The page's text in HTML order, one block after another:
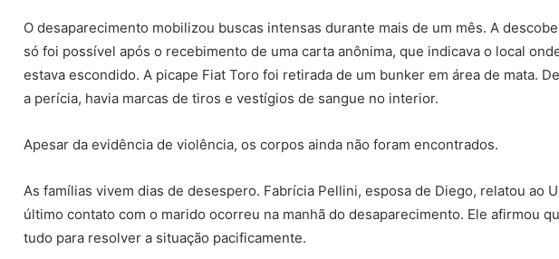
O desaparecimento mobilizou buscas intensas durante mais de um mês. A
só foi possível após o recebimento de uma carta anônima, que indicava o local
estava escondido. A picape Fiat Toro foi retirada de um bunker em área de mata.
a perícia, havia marcas de tiros e vestígios de sangue no interior.
Apesar da evidência de violência, os corpos ainda não foram encontrados.
As famílias vivem dias de desespero. Fabrícia Pellini, esposa de Diego, relatou ao
último contato com o marido ocorreu na manhã do desaparecimento. Ele afirmou
tudo para resolver a situação pacificamente.